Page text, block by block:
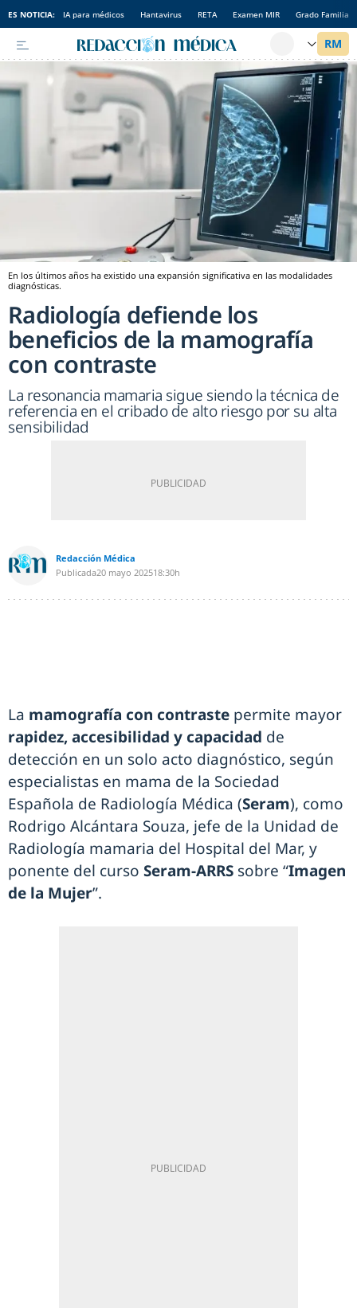
ES NOTICIA: IA para médicos Hantavirus RETA Examen MIR Grado Familia
En los últimos años ha existido una expansión significativa en las modalidades
diagnósticas.
Radiología defiende los
beneficios de la mamografía
con contraste
La resonancia mamaria sigue siendo la técnica de
referencia en el cribado de alto riesgo por su alta
sensibilidad
Redacción Médica
Publicada20 mayo 202518:30h
La mamografía con contraste permite mayor
rapidez, accesibilidad y capacidad de
detección en un solo acto diagnóstico, según
especialistas en mama de la Sociedad
Española de Radiología Médica (Seram), como
Rodrigo Alcántara Souza, jefe de la Unidad de
Radiología mamaria del Hospital del Mar, y
ponente del curso Seram-ARRS sobre “Imagen
de la Mujer”.